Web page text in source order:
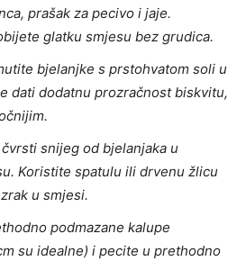
prašak za pecivo i jaje.
glatku smjesu bez grudica.
bjelanjke s prstohvatom soli u
dati dodatnu prozračnost biskvitu,
snijeg od bjelanjaka u
Koristite spatulu ili drvenu žlicu
u smjesi.
podmazane kalupe
su idealne) i pecite u prethodno